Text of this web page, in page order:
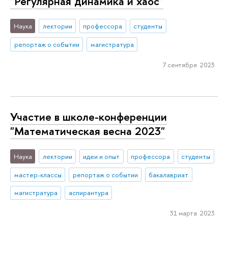
Наука лектории профессора
студенты
репортаж о событии
магистратура
7 сентября 2023
Участие в школе-конференции
"Математическая весна 2023"
Наука лектории идеи и опыт профессора
студенты
мастер-классы
репортаж о событии
бакалавриат
магистратура
аспирантура
31 марта 2023